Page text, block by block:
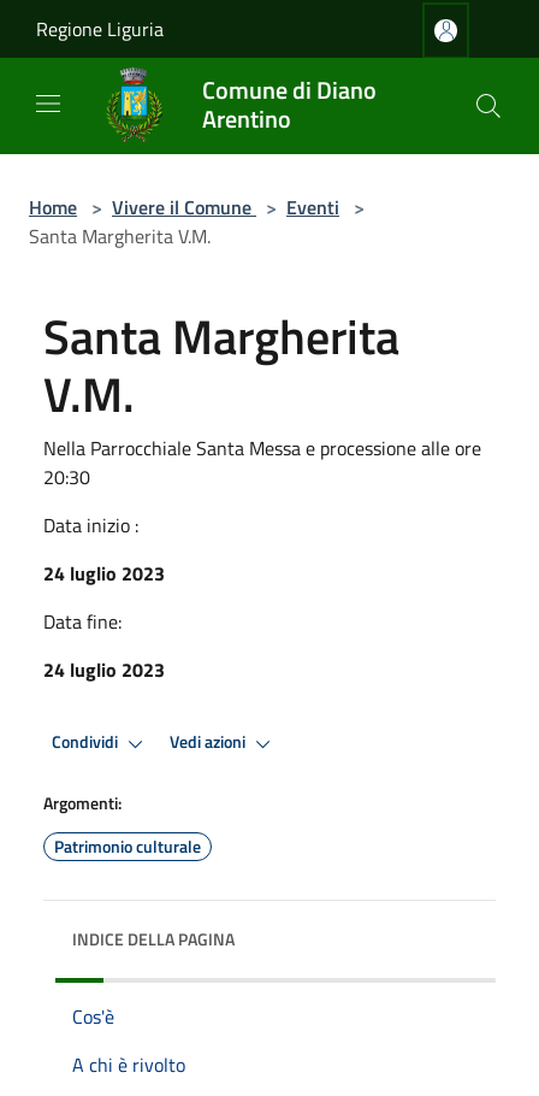
Regione Liguria
Comune di Diano
Arentino
Home > Vivere il Comune > Eventi >
Santa Margherita V.M.
Santa Margherita
V.M.
Nella Parrocchiale Santa Messa e processione alle ore
20:30
Data inizio :
24 luglio 2023
Data fine:
24 luglio 2023
Condividi Vedi azioni
Argomenti:
Patrimonio culturale
INDICE DELLA PAGINA
Cos'è
A chi è rivolto